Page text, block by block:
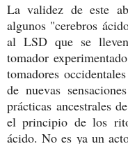
La validez de este
algunos "cerebros
al LSD que se
tomador
tomadores
de nuevas
prácticas ancestrales
el principio de los
ácido. No es ya un